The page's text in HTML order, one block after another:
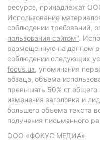
ресурсе, принадлежат
Использование
соблюдении требований,
пользования сайтом".
размещенную на данном
соблюдении следующих
focus.ua, упоминания
абзаца, объема
превышать 50% от общего
изменения заголовка и
большего объема текста
получения письменного
ООО «ФОКУС МЕДИА»